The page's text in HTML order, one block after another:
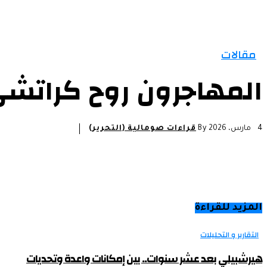
مقالات
المهاجرون روح
4 مارس، 2026 By قراءات صومالية (التحرير)
المزيد للقراءة
التقارير و التحليلات
هيرشبيلي بعد عشر سنوات.. بين إمكانات واعدة وتحديات